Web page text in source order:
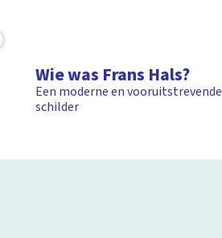
Wie was Frans Hals?
Een moderne en vooruitstrevende
schilder